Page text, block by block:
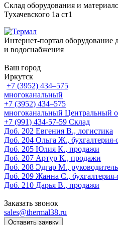
Склад оборудования и
Тухачевского 1а ст1
Интернет-портал оборудование
и водоснабжения
Ваш город
Иркутск
+7 (3952) 434‒575
многоканальный
+7 (3952) 434‒575
многоканальный Центральный
‎+7 (991) 434-57-59 Склад
Доб. 202 Евгения В., логистика
Доб. 204 Ольга Ж., бухгалтерия-
Доб. 205 Юлия К., продажи
Доб. 207 Артур К., продажи
Доб. 208 Эдгар М.,
Доб. 209 Жанна С.,
Доб. 210 Дарья В., продажи
Заказать звонок
sales@thermal38.ru
Оставить заявку